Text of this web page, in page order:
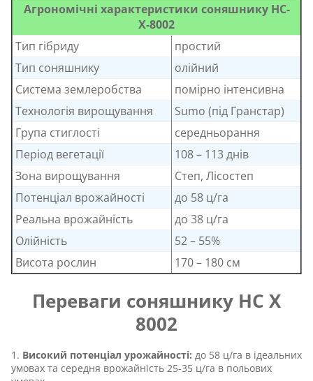
Агрономічні характеристики соняшнику НС-
Х-8002
Тип гібриду
простий
Тип соняшнику
олійний
Система землеробства
помірно інтенсивна
Технологія вирощування
Sumo (під Гранстар)
Група стиглості
середньорання
Період вегетації
108 – 113 днів
Зона вирощування
Степ, Лісостеп
Потенціал врожайності
до 58 ц/га
Реальна врожайність
до 38 ц/га
Олійність
52 – 55%
Висота рослин
170 – 180 см
Переваги соняшнику НС Х
8002
Високий потенціал урожайності: до 58 ц/га в ідеальних
умовах та середня врожайність 25-35 ц/га в польових